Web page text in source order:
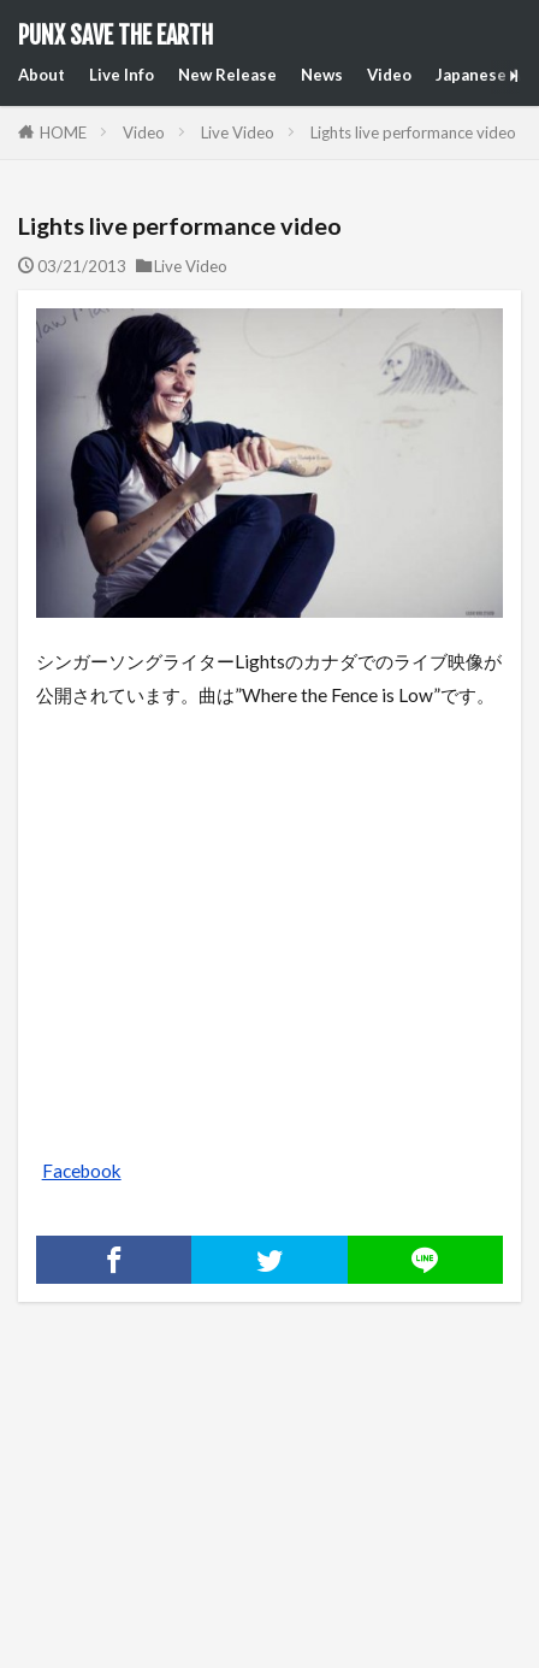
PUNX SAVE THE EARTH
About Live Info New Release News Video Japanese
HOME Video Live Video Lights live performance video
Lights live performance video
03/21/2013 Live Video
シンガーソングライターLightsのカナダでのライブ映像が
公開されています。曲は”Where the Fence is Low”です。
Facebook